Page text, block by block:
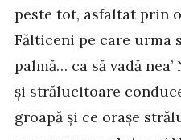
peste tot, asfaltat prin
Fălticeni pe care urma
palmă… ca să vadă
și strălucitoare
groapă și ce orașe